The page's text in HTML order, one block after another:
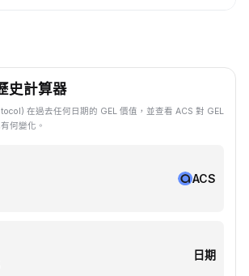
史計算器
在過去任何日期的 GEL 價值，並查看 ACS 對 GEL
何變化。
ACS
日期